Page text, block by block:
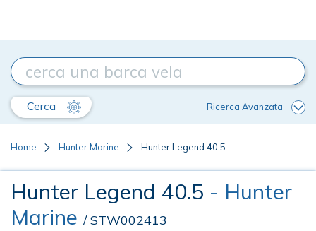
Cerca Ricerca Avanzata
Home Hunter Marine Hunter Legend 40.5
Hunter Legend 40.5 - Hunter
Marine / STW002413